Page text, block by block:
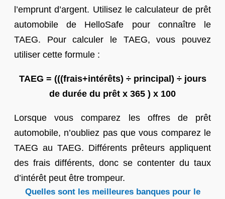
l’emprunt d’argent. Utilisez le calculateur de prêt
automobile de HelloSafe pour connaître le
TAEG. Pour calculer le TAEG, vous pouvez
utiliser cette formule :
TAEG = (((frais+intérêts) ÷ principal) ÷ ​​jours
de durée du prêt x 365 ) x 100
Lorsque vous comparez les offres de prêt
automobile, n’oubliez pas que vous comparez le
TAEG au TAEG. Différents prêteurs appliquent
des frais différents, donc se contenter du taux
d’intérêt peut être trompeur.
Quelles sont les meilleures banques pour le